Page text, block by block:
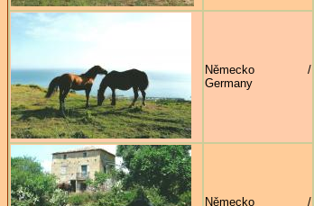
Německo /
Germany
Německo /